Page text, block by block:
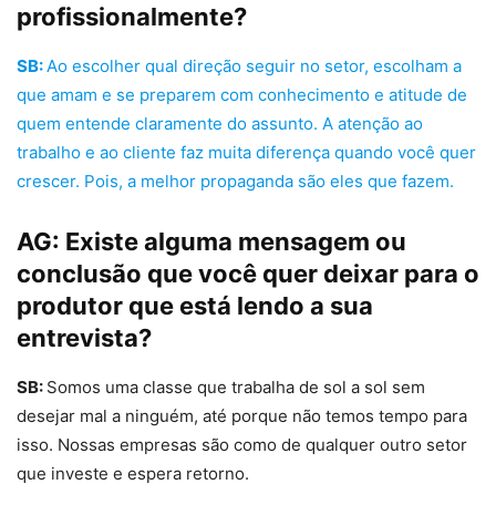
profissionalmente?
SB:Ao escolher qual direção seguir no setor, escolham a
que amam e se preparem com conhecimento e atitude de
quem entende claramente do assunto. A atenção ao
trabalho e ao cliente faz muita diferença quando você quer
crescer. Pois, a melhor propaganda são eles que fazem.
AG: Existe alguma mensagem ou
conclusão que você quer deixar para o
produtor que está lendo a sua
entrevista?
SB: Somos uma classe que trabalha de sol a sol sem
desejar mal a ninguém, até porque não temos tempo para
isso. Nossas empresas são como de qualquer outro setor
que investe e espera retorno.